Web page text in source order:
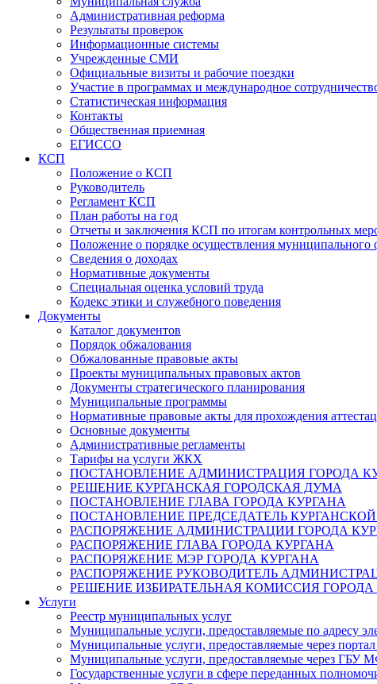
Административная реформа
Результаты проверок
Информационные системы
Учрежденные СМИ
Официальные визиты и рабочие поездки
Участие в программах и международное
Статистическая информация
Контакты
Общественная приемная
ЕГИССО
КСП
Положение о КСП
Руководитель
Регламент КСП
План работы на год
Отчеты и заключения КСП по итогам контрольных
Положение о порядке осуществления муниципального
Сведения о доходах
Нормативные документы
Специальная оценка условий труда
Кодекс этики и служебного поведения
Документы
Каталог документов
Порядок обжалования
Обжалованные правовые акты
Проекты муниципальных правовых актов
Документы стратегического планирования
Муниципальные программы
Нормативные правовые акты для прохождения
Основные документы
Административные регламенты
Тарифы на услуги ЖКХ
ПОСТАНОВЛЕНИЕ АДМИНИСТРАЦИЯ ГОРОДА
РЕШЕНИЕ КУРГАНСКАЯ ГОРОДСКАЯ ДУМА
ПОСТАНОВЛЕНИЕ ГЛАВА ГОРОДА КУРГАНА
ПОСТАНОВЛЕНИЕ ПРЕДСЕДАТЕЛЬ
РАСПОРЯЖЕНИЕ АДМИНИСТРАЦИИ ГОРОДА
РАСПОРЯЖЕНИЕ ГЛАВА ГОРОДА КУРГАНА
РАСПОРЯЖЕНИЕ МЭР ГОРОДА КУРГАНА
РАСПОРЯЖЕНИЕ РУКОВОДИТЕЛЬ
РЕШЕНИЕ ИЗБИРАТЕЛЬНАЯ КОМИССИЯ ГОРОДА
Услуги
Реестр муниципальных услуг
Муниципальные услуги, предоставляемые по адресу
Муниципальные услуги, предоставляемые через портал
Муниципальные услуги, предоставляемые через ГБУ
Государственные услуги в сфере переданных